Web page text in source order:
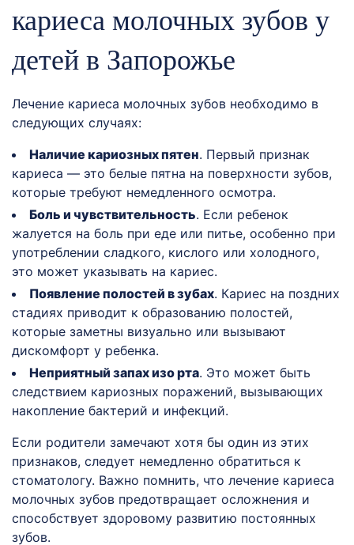
кариеса молочных зубов у
детей в Запорожье
Лечение кариеса молочных зубов необходимо в
следующих случаях:
Наличие кариозных пятен. Первый признак
кариеса — это белые пятна на поверхности зубов,
которые требуют немедленного осмотра.
Боль и чувствительность. Если ребенок
жалуется на боль при еде или питье, особенно при
употреблении сладкого, кислого или холодного,
это может указывать на кариес.
Появление полостей в зубах. Кариес на поздних
стадиях приводит к образованию полостей,
которые заметны визуально или вызывают
дискомфорт у ребенка.
Неприятный запах изо рта. Это может быть
следствием кариозных поражений, вызывающих
накопление бактерий и инфекций.
Если родители замечают хотя бы один из этих
признаков, следует немедленно обратиться к
стоматологу. Важно помнить, что лечение кариеса
молочных зубов предотвращает осложнения и
способствует здоровому развитию постоянных
зубов.